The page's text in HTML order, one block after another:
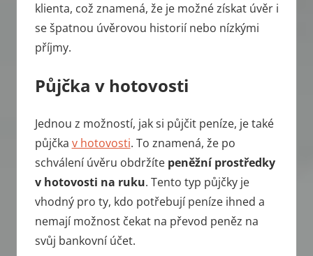
klienta, což znamená, že je možné získat úvěr i
se špatnou úvěrovou historií nebo nízkými
příjmy.
Půjčka v hotovosti
Jednou z možností, jak si půjčit peníze, je také
půjčka v hotovosti. To znamená, že po
schválení úvěru obdržíte peněžní prostředky
v hotovosti na ruku. Tento typ půjčky je
vhodný pro ty, kdo potřebují peníze ihned a
nemají možnost čekat na převod peněz na
svůj bankovní účet.